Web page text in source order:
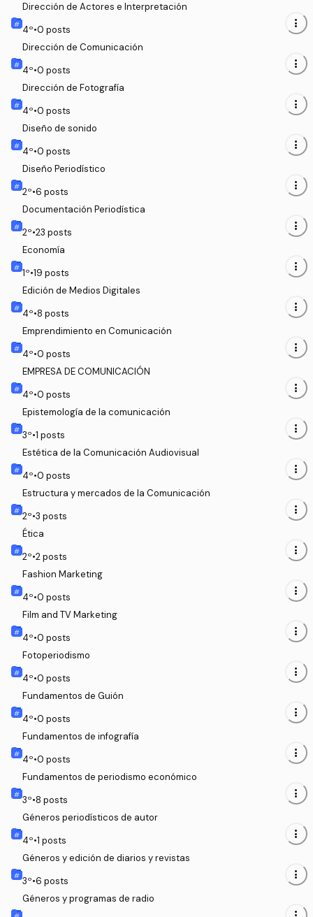
Dirección de Actores e Interpretación
4º•0 posts more_vert
Dirección de Comunicación
4º•0 posts more_vert
Dirección de Fotografía
4º•0 posts more_vert
Diseño de sonido
4º•0 posts more_vert
Diseño Periodístico
2º•6 posts more_vert
Documentación Periodística
2º•23 posts more_vert
Economía
1º•19 posts more_vert
Edición de Medios Digitales
4º•8 posts more_vert
Emprendimiento en Comunicación
4º•0 posts more_vert
EMPRESA DE COMUNICACIÓN
4º•0 posts more_vert
Epistemología de la comunicación
3º•1 posts more_vert
Estética de la Comunicación Audiovisual
4º•0 posts more_vert
Estructura y mercados de la Comunicación
2º•3 posts more_vert
Ética
2º•2posts more_vert
Fashion Marketing
4º•0 posts more_vert
Film and TV Marketing
4º•0 posts more_vert
Fotoperiodismo
4º•0 posts more_vert
Fundamentos de Guión
4º•0 posts more_vert
Fundamentos de infografía
4º•0 posts more_vert
Fundamentos de periodismo económico
3º•8 posts more_vert
Géneros periodísticos de autor
4º•1 posts more_vert
Géneros y edición de diarios y revistas
3º•6 posts more_vert
Géneros y programas de radio